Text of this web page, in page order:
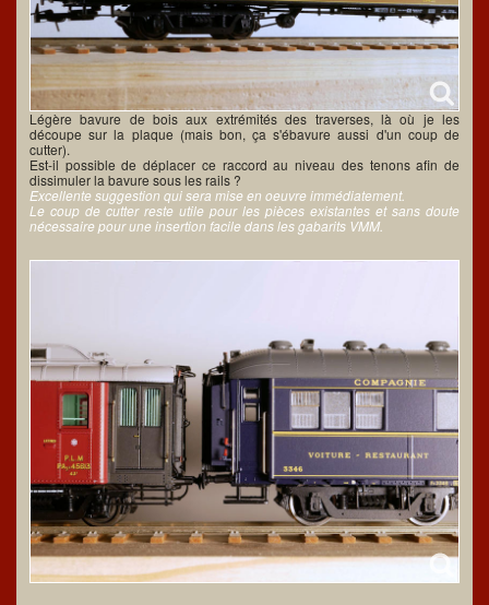
Légère bavure de bois aux extrémités des traverses, là où je les
découpe sur la plaque (mais bon, ça s'ébavure aussi d'un coup de
cutter).
Est-il possible de déplacer ce raccord au niveau des tenons afin de
dissimuler la bavure sous les rails ?
Excellente suggestion qui sera mise en oeuvre immédiatement.
Le coup de cutter reste utile pour les pièces existantes et sans doute
nécessaire pour une insertion facile dans les gabarits VMM.